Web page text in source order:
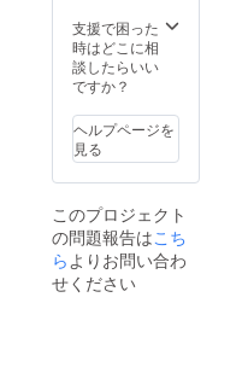
支援で困った
時はどこに相
談したらいい
ですか？
ヘルプページを
見る
このプロジェクト
の問題報告はこち
ら よりお問い合わ
せください